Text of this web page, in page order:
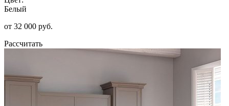
Белый
от 32 000 руб.
Рассчитать